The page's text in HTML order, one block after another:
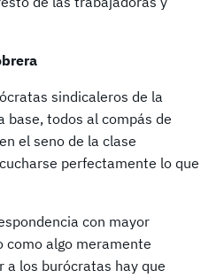
sindicaleros de la
base, todos al compás de
el seno de la clase
perfectamente lo que
con mayor
como algo meramente
a los burócratas hay que